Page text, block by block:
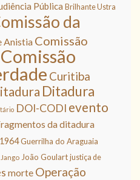
Pública Brilhante Ustra
da
Anistia Comissão
Comissão
Curitiba
Ditadura
DOI-CODI evento
da ditadura
Guerrilha do Araguaia
Jango João Goulart justiça de
morte Operação